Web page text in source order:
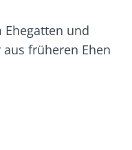
und
früheren Ehen